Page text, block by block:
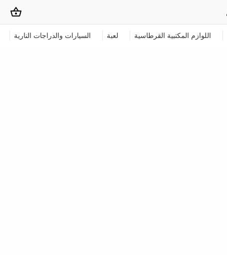
اللوازم المكتبية القرطاسية لعبة السيارات والدراجات النارية